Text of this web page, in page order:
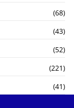
(68)
(43)
(52)
(221)
(41)